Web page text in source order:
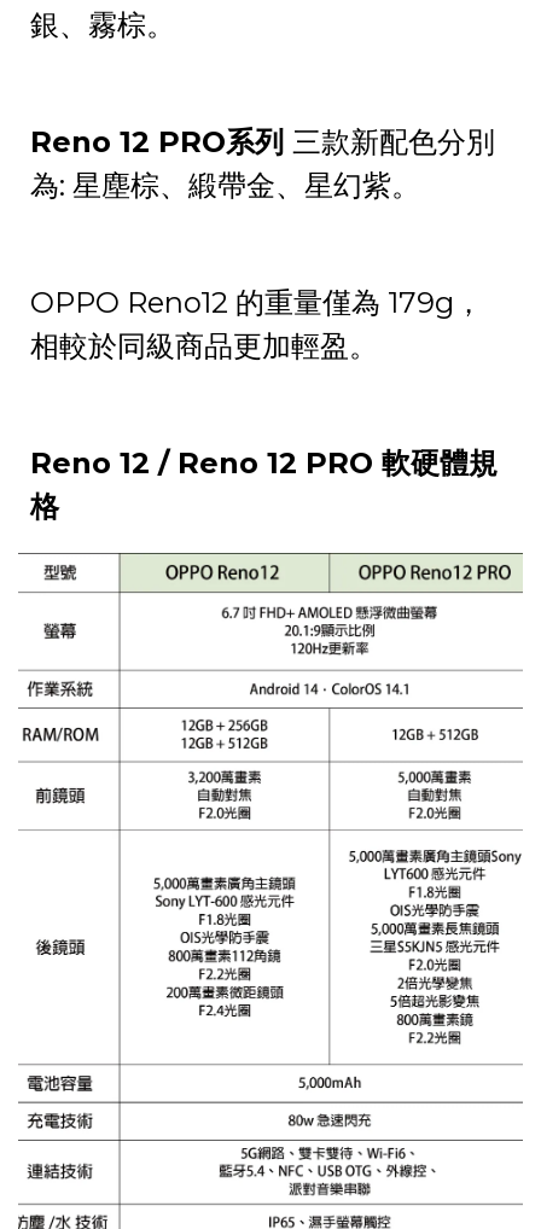
銀、霧棕。
Reno 12 PRO系列 三款新配色分別
為: 星塵棕、緞帶金、星幻紫。
OPPO Reno12 的重量僅為 179g，
相較於同級商品更加輕盈。
Reno 12 / Reno 12 PRO 軟硬體規
格